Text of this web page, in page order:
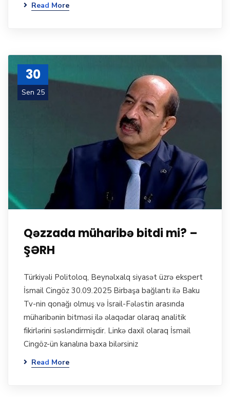
Read More
30
Sen 25
Qəzzada müharibə bitdi mi? –
ŞƏRH
Türkiyəli Politoloq, Beynəlxalq siyasət üzrə ekspert
İsmail Cingöz 30.09.2025 Birbaşa bağlantı ilə Baku
Tv-nin qonağı olmuş və İsrail-Fələstin arasında
müharibənin bitməsi ilə əlaqədar olaraq analitik
fikirlərini səsləndirmişdir. Linkə daxil olaraq İsmail
Cingöz-ün kanalına baxa bilərsiniz
Read More